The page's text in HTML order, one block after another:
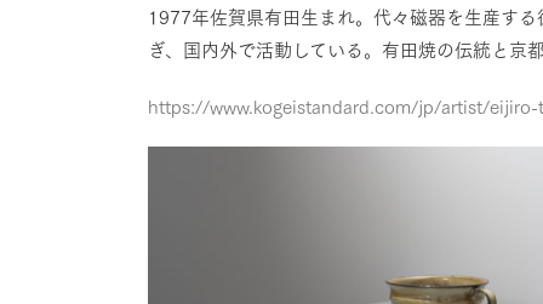
1977年佐賀県有田生まれ。代々磁器を生産す
ぎ、国内外で活動している。有田焼の伝統と
https://www.kogeistandard.com/jp/artist/